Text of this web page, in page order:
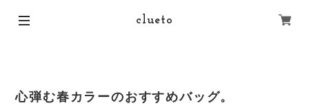
clueto
心弾む春カラーのおすすめバッグ。